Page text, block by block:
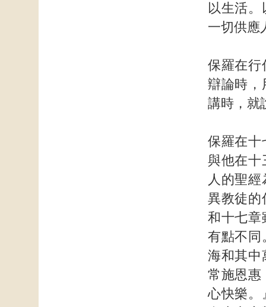
以生活
一切供應
保羅在行
辯論時，
講時，就
保羅在十
與他在十
人的聖
異教徒的
和十七章
有點不同
海和其
常施恩惠
心快樂。